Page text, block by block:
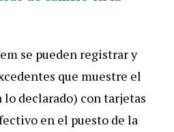
se pueden registrar y
que muestre el
lo declarado) con tarjetas
en el puesto de la